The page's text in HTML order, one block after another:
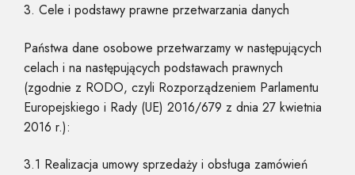
3. Cele i podstawy prawne przetwarzania danych
Państwa dane osobowe przetwarzamy w następujących
celach i na następujących podstawach prawnych
(zgodnie z RODO, czyli Rozporządzeniem Parlamentu
Europejskiego i Rady (UE) 2016/679 z dnia 27 kwietnia
2016 r.):
3.1 Realizacja umowy sprzedaży i obsługa zamówień